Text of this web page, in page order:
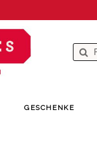
GESCHENKE